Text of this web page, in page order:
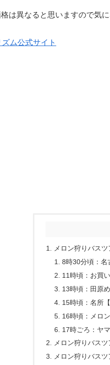
は異なると思いますので気
ム公式サイト
メロン狩りバス
8時30分頃：名
11時頃：お買
13時頃：田原
15時頃：名所
16時頃：メロ
17時ごろ：ヤ
メロン狩りバス
メロン狩りバス